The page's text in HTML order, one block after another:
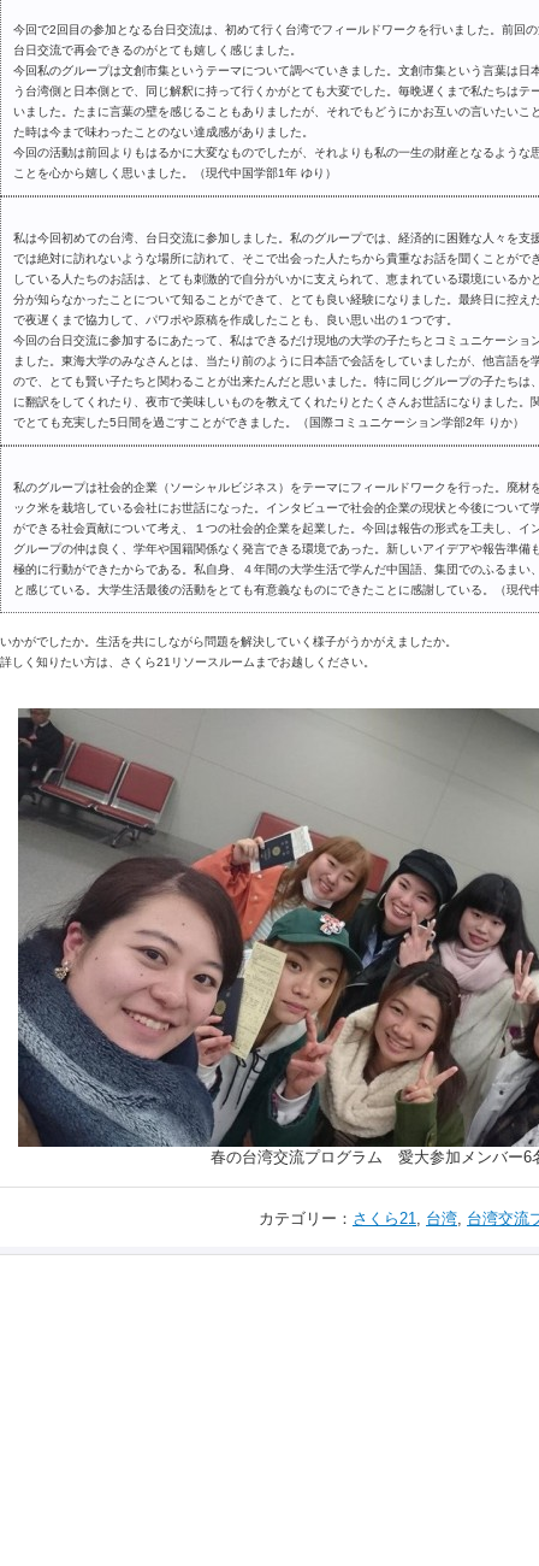
今回で2回目の参加となる台日交流は、初めて行く台湾でフィールドワークを行いました。前回
台日交流で再会できるのがとても嬉しく感じました。
今回私のグループは文創市集というテーマについて調べていきました。文創市集という言葉は日
う台湾側と日本側とで、同じ解釈に持って行くかがとても大変でした。毎晩遅くまで私たちはテ
いました。たまに言葉の壁を感じることもありましたが、それでもどうにかお互いの言いたいこ
た時は今まで味わったことのない達成感がありました。
今回の活動は前回よりもはるかに大変なものでしたが、それよりも私の一生の財産となるような
ことを心から嬉しく思いました。（現代中国学部1年 ゆり）
私は今回初めての台湾、台日交流に参加しました。私のグループでは、経済的に困難な人々を支
では絶対に訪れないような場所に訪れて、そこで出会った人たちから貴重なお話を聞くことがで
している人たちのお話は、とても刺激的で自分がいかに支えられて、恵まれている環境にいるか
分が知らなかったことについて知ることができて、とても良い経験になりました。最終日に控え
で夜遅くまで協力して、パワポや原稿を作成したことも、良い思い出の１つです。
今回の台日交流に参加するにあたって、私はできるだけ現地の大学の子たちとコミュニケーショ
ました。東海大学のみなさんとは、当たり前のように日本語で会話をしていましたが、他言語を
ので、とても賢い子たちと関わることが出来たんだと思いました。特に同じグループの子たちは
に翻訳をしてくれたり、夜市で美味しいものを教えてくれたりとたくさんお世話になりました。
でとても充実した5日間を過ごすことができました。（国際コミュニケーション学部2年 りか）
私のグループは社会的企業（ソーシャルビジネス）をテーマにフィールドワークを行った。廃材
ック米を栽培している会社にお世話になった。インタビューで社会的企業の現状と今後について
ができる社会貢献について考え、１つの社会的企業を起業した。今回は報告の形式を工夫し、イ
グループの仲は良く、学年や国籍関係なく発言できる環境であった。新しいアイデアや報告準備
極的に行動ができたからである。私自身、４年間の大学生活で学んだ中国語、集団でのふるまい
と感じている。大学生活最後の活動をとても有意義なものにできたことに感謝している。（現代
いかがでしたか。生活を共にしながら問題を解決していく様子がうかがえましたか。
詳しく知りたい方は、さくら21リソースルームまでお越しください。
春の台湾交流プログラム 愛大参加メンバー6
カテゴリー： さくら21, 台湾, 台湾交流